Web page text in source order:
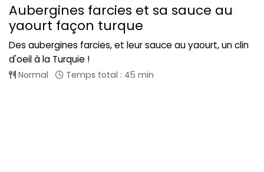
Aubergines farcies et sa sauce au
yaourt façon turque
Des aubergines farcies, et leur sauce au yaourt, un clin
d'oeil à la Turquie !
Normal Temps total : 45 min